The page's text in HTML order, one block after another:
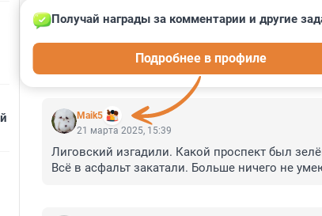
КОММЕНТАРИИ 14
Maik5
Получай награды за комментарии и другие
Подробнее в профиле
21 марта 2025, 15:39
Лиговский изгадили. Какой проспект был
Всё в асфальт закатали. Больше ничего не